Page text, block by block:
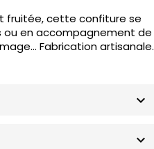
fruitée, cette confiture se
ou en accompagnement de
Fabrication artisanale.
keyboard_arrow_down
keyboard_arrow_down